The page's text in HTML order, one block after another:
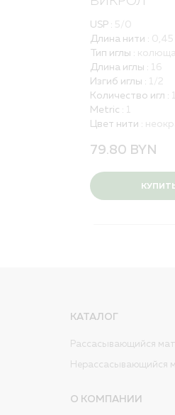
USP : 5/0
Длина нити : 0,45
Тип иглы :
Длина иглы : 16
Изгиб иглы : 1/2
Количество игл : 1
Metric : 1
Цвет нити :
79.80 BYN
КАТАЛОГ
Рассасывающийся
Нерассасывающийся
О КОМПАНИИ